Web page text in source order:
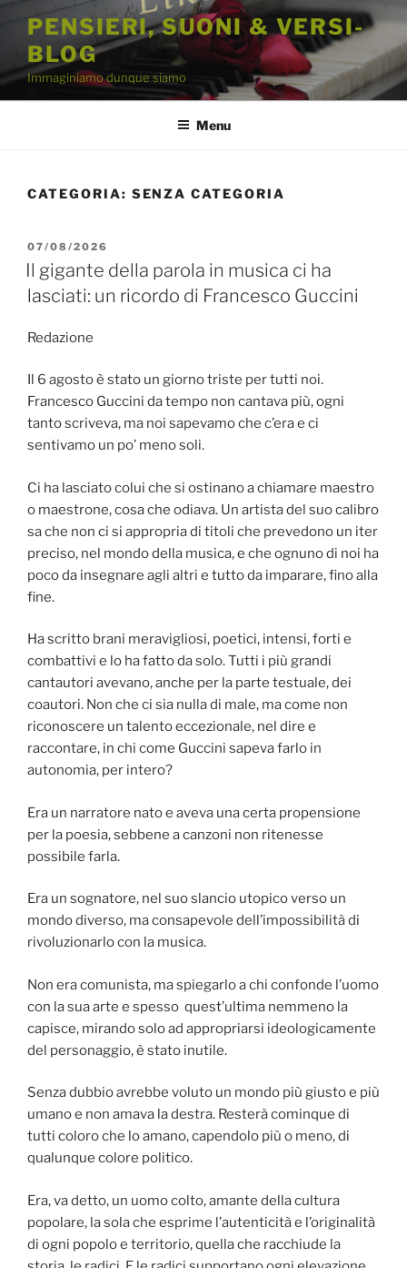
contenuto
PENSIERI, SUONI & VERSI-
BLOG
Immaginiamo dunque siamo
Menu
CATEGORIA: SENZA CATEGORIA
PUBBLICATO
IL
07/08/2026
Il gigante della parola in musica ci ha
lasciati: un ricordo di Francesco Guccini
Redazione
Il 6 agosto è stato un giorno triste per tutti noi.
Francesco Guccini da tempo non cantava più, ogni
tanto scriveva, ma noi sapevamo che c’era e ci
sentivamo un po’ meno soli.
Ci ha lasciato colui che si ostinano a chiamare maestro
o maestrone, cosa che odiava. Un artista del suo calibro
sa che non ci si appropria di titoli che prevedono un iter
preciso, nel mondo della musica, e che ognuno di noi ha
poco da insegnare agli altri e tutto da imparare, fino alla
fine.
Ha scritto brani meravigliosi, poetici, intensi, forti e
combattivi e lo ha fatto da solo. Tutti i più grandi
cantautori avevano, anche per la parte testuale, dei
coautori. Non che ci sia nulla di male, ma come non
riconoscere un talento eccezionale, nel dire e
raccontare, in chi come Guccini sapeva farlo in
autonomia, per intero?
Era un narratore nato e aveva una certa propensione
per la poesia, sebbene a canzoni non ritenesse
possibile farla.
Era un sognatore, nel suo slancio utopico verso un
mondo diverso, ma consapevole dell’impossibilità di
rivoluzionarlo con la musica.
Non era comunista, ma spiegarlo a chi confonde l’uomo
con la sua arte e spesso quest’ultima nemmeno la
capisce, mirando solo ad appropriarsi ideologicamente
del personaggio, è stato inutile.
Senza dubbio avrebbe voluto un mondo più giusto e più
umano e non amava la destra. Resterà cominque di
tutti coloro che lo amano, capendolo più o meno, di
qualunque colore politico.
Era, va detto, un uomo colto, amante della cultura
popolare, la sola che esprime l’autenticità e l’originalità
di ogni popolo e territorio, quella che racchiude la